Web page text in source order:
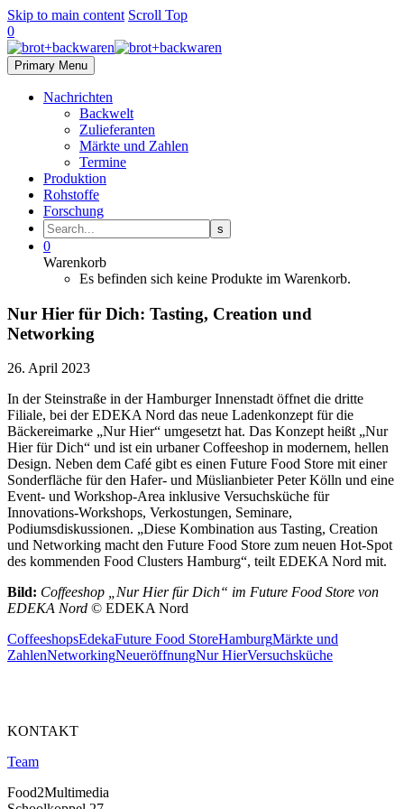
Skip to main content Scroll Top
0
Primary Menu
Nachrichten
Backwelt
Zulieferanten
Märkte und Zahlen
Termine
Produktion
Rohstoffe
Forschung
0
Warenkorb
Es befinden sich keine Produkte im Warenkorb.
Nur Hier für Dich: Tasting, Creation und
Networking
26. April 2023
In der Steinstraße in der Hamburger Innenstadt öffnet die dritte
Filiale, bei der EDEKA Nord das neue Ladenkonzept für die
Bäckereimarke „Nur Hier“ umgesetzt hat. Das Konzept heißt „Nur
Hier für Dich“ und ist ein urbaner Coffeeshop in modernem, hellen
Design. Neben dem Café gibt es einen Future Food Store mit einer
Sonderfläche für den Hafer- und Müslianbieter Peter Kölln und eine
Event- und Workshop-Area inklusive Versuchsküche für
Innovations-Workshops, Verkostungen, Seminare,
Podiumsdiskussionen. „Diese Kombination aus Tasting, Creation
und Networking macht den Future Food Store zum neuen Hot-Spot
des kommenden Food Clusters Hamburg“, teilt EDEKA Nord mit.
Bild: Coffeeshop „Nur Hier für Dich“ im Future Food Store von
EDEKA Nord © EDEKA Nord
CoffeeshopsEdekaFuture Food StoreHamburgMärkte und
ZahlenNetworkingNeueröffnungNur HierVersuchsküche
KONTAKT
Team
Food2Multimedia